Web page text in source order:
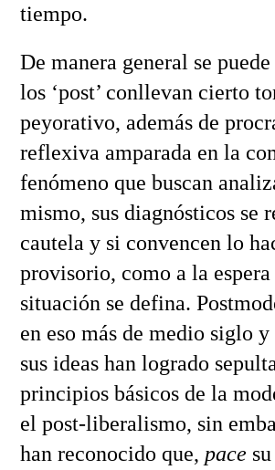
tiempo.
De manera general se
los ‘post’ conllevan cierto
peyorativo, además de
reflexiva amparada en la
fenómeno que buscan
mismo, sus diagnósticos se
cautela y si convencen lo
provisorio, como a la espera
situación se defina.
en eso más de medio siglo
sus ideas han logrado
principios básicos de la
el post-liberalismo, sin
han reconocido que, pace